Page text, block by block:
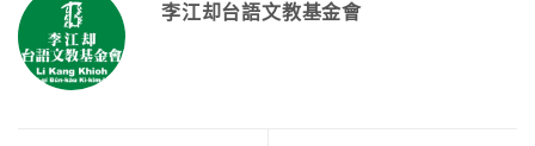
李江却台語文教基金會